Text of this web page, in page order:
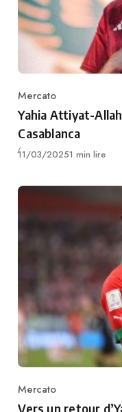
Category
Mercato
Yahia Attiyat-
Casablanca
Publié
11/03/20251 min lire
Category
Mercato
Vers un retour